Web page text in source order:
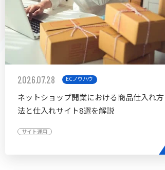
2026.07.28 ECノウハウ
ネットショップ開業における商品仕入れ方
法と仕入れサイト8選を解説
サイト運用